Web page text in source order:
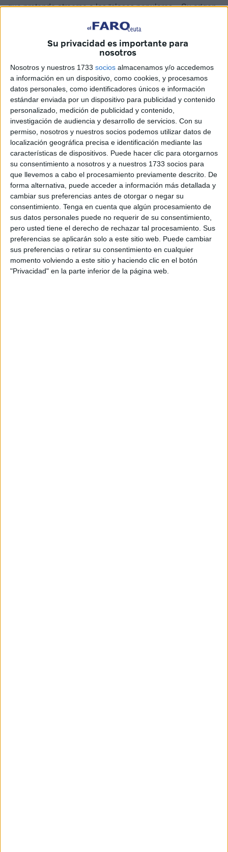
Su privacidad es importante para
nosotros
Nosotros y nuestros 1733 socios almacenamos y/o accedemos
a información en un dispositivo, como cookies, y procesamos
datos personales, como identificadores únicos e información
estándar enviada por un dispositivo para publicidad y contenido
personalizado, medición de publicidad y contenido,
investigación de audiencia y desarrollo de servicios. Con su
permiso, nosotros y nuestros socios podemos utilizar datos de
localización geográfica precisa e identificación mediante las
características de dispositivos. Puede hacer clic para otorgarnos
su consentimiento a nosotros y a nuestros 1733 socios para
que llevemos a cabo el procesamiento previamente descrito. De
forma alternativa, puede acceder a información más detallada y
cambiar sus preferencias antes de otorgar o negar su
consentimiento. Tenga en cuenta que algún procesamiento de
sus datos personales puede no requerir de su consentimiento,
pero usted tiene el derecho de rechazar tal procesamiento. Sus
preferencias se aplicarán solo a este sitio web. Puede cambiar
sus preferencias o retirar su consentimiento en cualquier
momento volviendo a este sitio y haciendo clic en el botón
"Privacidad" en la parte inferior de la página web.
que pretende atraerse a las “clases populares». Su origen
parece traer causa de un movimiento ruso del siglo XIX,
llamado “narodnismo” (término que se traduce del griego al
español como populismo, derivado del lema: «ir hacia el
pueblo»), que obraba como guía para las corrientes
democráticas rusas y que no eran ni buenos ni malos, sino
gente materialista y especuladora que aspiraba a obtener
cuanta más ganancia mejor, pero sin importarle demasiado
la forma de cómo pudieran lograrlo.
Y, exactamente, de ese paradigma anterior, me voy a valer
hoy para exponer el doble lenguaje que suelen utilizar los
políticos actuales. Como ejemplo de ello, traigo a colación
el caso ocurrido el 11 de enero de 2025, cuando se nos
anunció a bombo y platillo a la opinión pública que la
ministra de Hacienda dio un mitin político en Jaén con
motivo de presentarse como precandidata a las elecciones
primarias para la Junta de Andalucía por la capital
jiennense, para la que ella había resultado nominada, tras
haber presentado previamente una moción de censura en
dicha provincia, con el previo acuerdo de haber asumido